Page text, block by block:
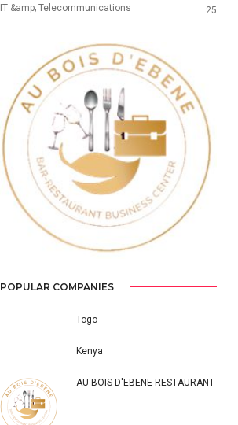
IT &amp; Telecommunications 25
Previous Next
POPULAR COMPANIES
Togo
Kenya
AU BOIS D'EBENE RESTAURANT